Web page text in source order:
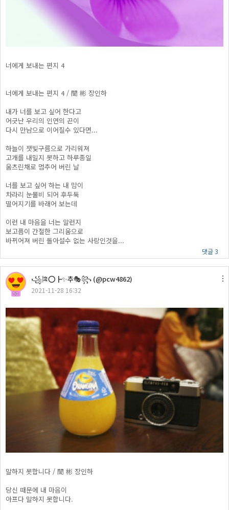
너에게 보내는 편지 4
너에게 보내는 편지 4 / 誾 彬 장인하
내가 너를 보고 싶어 한다고
어긋난 우리의 인연의 끈이
다시 만남으로 이어질수 있다면...
하늘이 잿빛구름으로 가리워져
고개를 내밀지 못하고 하루종일
움츠린채로 멈추어 버린 날
너를 보고 싶어 하는 내 맘이
차라리 눈물비 되어 후두둑
떨어지기를 바래어 보는데
이런 내 마음을 너는 알런지
보고픔이 간절한 그리움으로
바뀌어져 버린 돌아설수 없는 사랑인것을...
댓글 3
50
꧁🎏⭕┣✨추🎭꧂ (@pcw4862)
2021-11-28 16:32
말하지 못합니다 / 誾 彬 장인하
당신 때문에 내 마음이
아프다 말하지 못합니다.